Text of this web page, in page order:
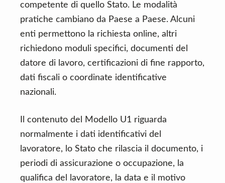
competente di quello Stato. Le modalità
pratiche cambiano da Paese a Paese. Alcuni
enti permettono la richiesta online, altri
richiedono moduli specifici, documenti del
datore di lavoro, certificazioni di fine rapporto,
dati fiscali o coordinate identificative
nazionali.
Il contenuto del Modello U1 riguarda
normalmente i dati identificativi del
lavoratore, lo Stato che rilascia il documento, i
periodi di assicurazione o occupazione, la
qualifica del lavoratore, la data e il motivo